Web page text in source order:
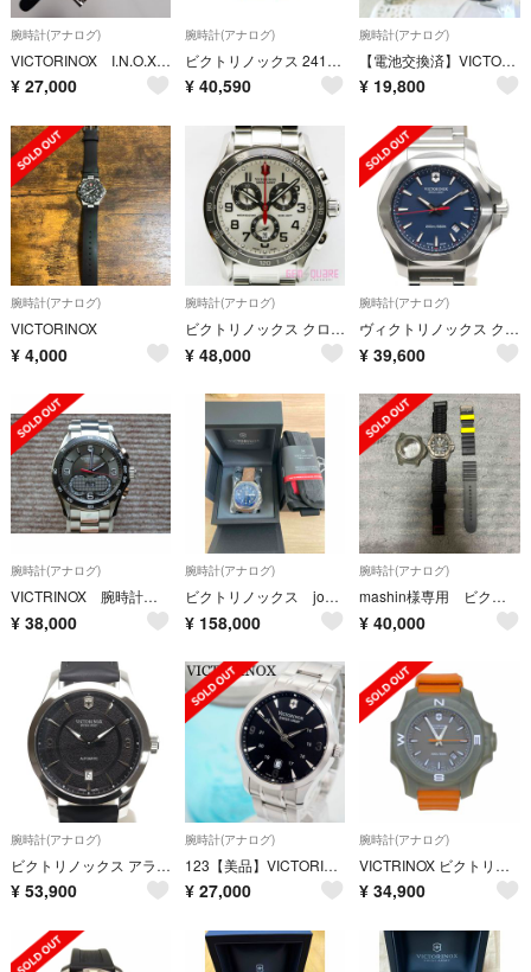
腕時計(アナログ)
VICTORINOX I.N.O.X. ラバーストラップ
¥ 27,000
腕時計(アナログ)
ビクトリノックス 241770 イノックスV SS/ナイロン/クォーツ メンズ時計【池袋店】 【中古】
¥ 40,590
腕時計(アナログ)
【電池交換済】VICTORINOX ビクトリノックス 腕時計 黒 シルバー
¥ 19,800
腕時計(アナログ)
VICTORINOX
¥ 4,000
腕時計(アナログ)
ビクトリノックス クロノクラシック クォーツ 腕時計 中古 241445
¥ 48,000
腕時計(アナログ)
ヴィクトリノックス クォーツ時計 メンズ 241724 SS ネイビー文字盤
¥ 39,600
腕時計(アナログ)
VICTRINOX 腕時計 クロノグラフ クオーツ 独自機構
¥ 38,000
腕時計(アナログ)
ビクトリノックス journey1884 新品未使用
¥ 158,000
腕時計(アナログ)
mashin様専用 ビクトリノックス 時計
¥ 40,000
腕時計(アナログ)
ビクトリノックス アライアンス メカニカル 241869 オートマ 黒文字盤
¥ 53,900
腕時計(アナログ)
123【美品】VICTORINOX 時計 ビクトリノックス メンズ ブラック
¥ 27,000
腕時計(アナログ)
VICTRINOX ビクトリノックス/I.N.O.X.Titanium/クォーツ/241758/160******/Bランク/64【中古】
¥ 34,900